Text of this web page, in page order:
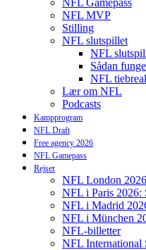
NFL Gamepass
NFL MVP
Stilling
NFL slutspillet
NFL
Sådan
NFL
Lær om NFL
Podcasts
Kampprogram
NFL Draft
Free agency 2026
NFL Gamepass
Rejser
NFL London
NFL i Paris 2026:
NFL i Madrid
NFL i München
NFL-billetter
NFL International